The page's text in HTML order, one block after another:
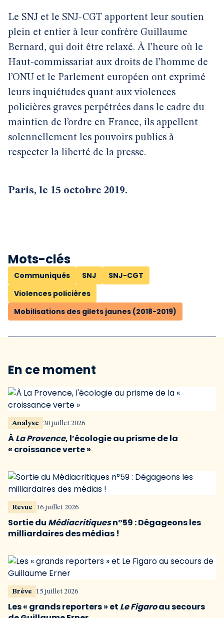
Le SNJ et le SNJ-CGT apportent leur soutien
plein et entier à leur confrère Guillaume
Bernard, qui doit être relaxé. À l’heure où le
Haut-commissariat aux droits de l’homme de
l’ONU et le Parlement européen ont exprimé
leurs inquiétudes quant aux violences
policières graves perpétrées dans le cadre du
maintien de l’ordre en France, ils appellent
solennellement les pouvoirs publics à
respecter la liberté de la presse.
Paris, le 15 octobre 2019.
Mots-clés
Communiqués SNJ
SNJ-CGT
Violences policières
Mobilisations des gilets jaunes (2018-2019)
En ce moment
Analyse 30 juillet 2026
ÀLa Provence, l’écologie au prisme de la
« croissance verte »
Revue 16 juillet 2026
Sortie du Médiacritiquesn°59 : Dégageons les
milliardaires des médias !
Brève 15 juillet 2026
Les « grands reporters » et Le Figaroau secours